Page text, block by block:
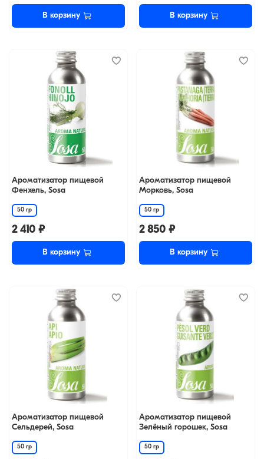
В корзину В корзину
Ароматизатор пищевой
Фенхель, Sosa
50 гр
2 410 ₽
В корзину
Ароматизатор пищевой
Морковь, Sosa
50 гр
2 850 ₽
В корзину
Ароматизатор пищевой
Сельдерей, Sosa
50 гр
Ароматизатор пищевой
Зелёный горошек, Sosa
50 гр